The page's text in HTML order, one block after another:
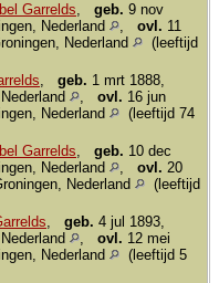
Garrelds, geb. 9 nov
Nederland
, ovl. 11
Nederland
(leeftijd
, geb. 1 mrt 1888,
, ovl. 16 jun
Nederland
(leeftijd 74
Garrelds, geb. 10 dec
Nederland
, ovl. 20
Nederland
(leeftijd
, geb. 4 jul 1893,
, ovl. 12 mei
Nederland
(leeftijd 5